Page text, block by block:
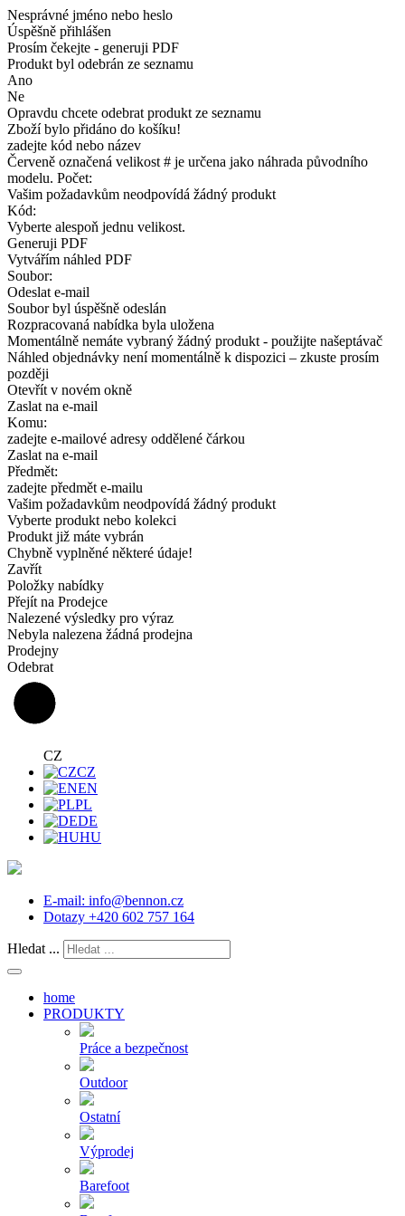
Nesprávné jméno nebo heslo
Úspěšně přihlášen
Prosím čekejte - generuji PDF
Produkt byl odebrán ze seznamu
Ano
Ne
Opravdu chcete odebrat produkt ze seznamu
Zboží bylo přidáno do košíku!
zadejte kód nebo název
Červeně označená velikost # je určena jako náhrada původního
modelu. Počet:
Vašim požadavkům neodpovídá žádný produkt
Kód:
Vyberte alespoň jednu velikost.
Generuji PDF
Vytvářím náhled PDF
Soubor:
Odeslat e-mail
Soubor byl úspěšně odeslán
Rozpracovaná nabídka byla uložena
Momentálně nemáte vybraný žádný produkt - použijte našeptávač
Náhled objednávky není momentálně k dispozici – zkuste prosím
později
Otevřít v novém okně
Zaslat na e-mail
Komu:
zadejte e-mailové adresy oddělené čárkou
Zaslat na e-mail
Předmět:
zadejte předmět e-mailu
Vašim požadavkům neodpovídá žádný produkt
Vyberte produkt nebo kolekci
Produkt již máte vybrán
Chybně vyplněné některé údaje!
Zavřít
Položky nabídky
Přejít na Prodejce
Nalezené výsledky pro výraz
Nebyla nalezena žádná prodejna
Prodejny
Odebrat
CZ
CZ
EN
PL
DE
HU
E-mail: info@bennon.cz
Dotazy +420 602 757 164
Hledat ...
home
PRODUKTY
Práce a bezpečnost
Outdoor
Ostatní
Výprodej
Barefoot